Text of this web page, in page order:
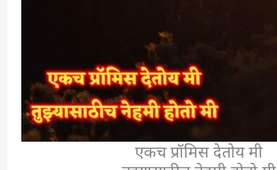
एकच प्रॉमिस देतोय मी